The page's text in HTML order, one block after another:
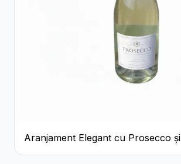
Aranjament Elegant cu Prosecco și
Flori Galbene.